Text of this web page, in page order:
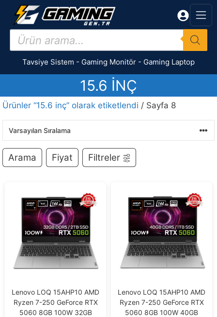
İçeriğe
Products
search
Tavsiye Sistem - Gaming Monitör - Gaming Laptop
15.6 INÇ
Ürünler “15.6 inç” olarak etiketlendi / Sayfa 8
Arama Fiyat Filtreler
Lenovo LOQ 15AHP10 AMD
Ryzen 7-250 GeForce RTX
5060 8GB 100W 32GB
Lenovo LOQ 15AHP10 AMD
Ryzen 7-250 GeForce RTX
5060 8GB 100W 40GB